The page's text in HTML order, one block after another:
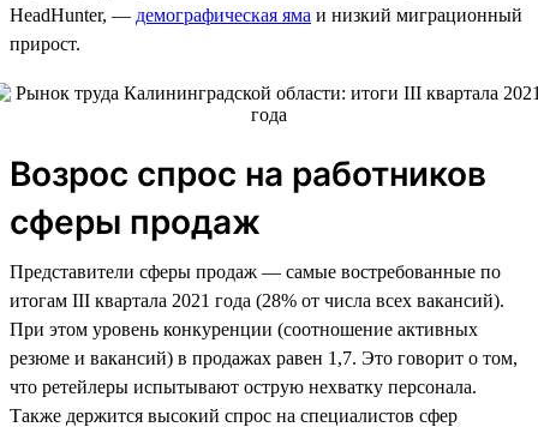
HeadHunter, — демографическая яма и низкий миграционный
прирост.
Возрос спрос на работников
сферы продаж
Представители сферы продаж — самые востребованные по
итогам III квартала 2021 года (28% от числа всех вакансий).
При этом уровень конкуренции (соотношение активных
резюме и вакансий) в продажах равен 1,7. Это говорит о том,
что ретейлеры испытывают острую нехватку персонала.
Также держится высокий спрос на специалистов сфер